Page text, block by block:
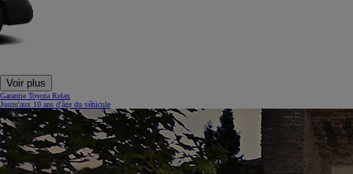
Voir plus
Garantie Toyota Relax
Jusqu'aux 10 ans d'âge du véhicule